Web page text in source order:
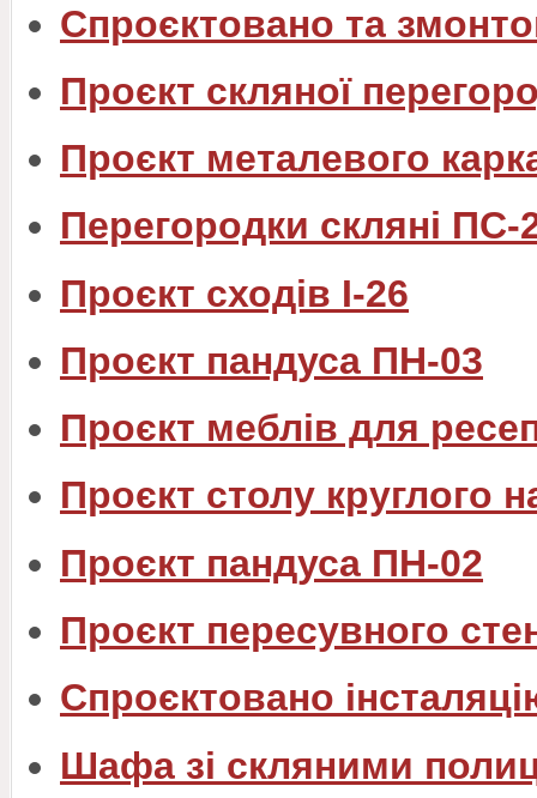
Спроєктовано та
Проєкт скляної
Проєкт металевого
Перегородки скляні ПС-
Проєкт сходів I-26
Проєкт пандуса ПН-03
Проєкт меблів для
Проєкт столу круглого
Проєкт пандуса ПН-02
Проєкт пересувного
Спроєктовано
Шафа зі скляними